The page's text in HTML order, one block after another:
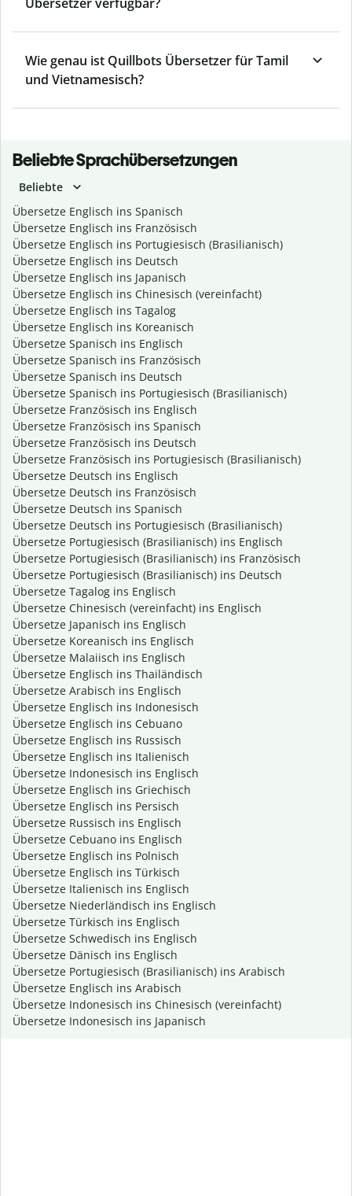
Wie genau ist Quillbots Übersetzer für Tamil
und Vietnamesisch?
Beliebte Sprachübersetzungen
Beliebte
Übersetze Englisch ins Spanisch
Übersetze Englisch ins Französisch
Übersetze Englisch ins Portugiesisch (Brasilianisch)
Übersetze Englisch ins Deutsch
Übersetze Englisch ins Japanisch
Übersetze Englisch ins Chinesisch (vereinfacht)
Übersetze Englisch ins Tagalog
Übersetze Englisch ins Koreanisch
Übersetze Spanisch ins Englisch
Übersetze Spanisch ins Französisch
Übersetze Spanisch ins Deutsch
Übersetze Spanisch ins Portugiesisch (Brasilianisch)
Übersetze Französisch ins Englisch
Übersetze Französisch ins Spanisch
Übersetze Französisch ins Deutsch
Übersetze Französisch ins Portugiesisch (Brasilianisch)
Übersetze Deutsch ins Englisch
Übersetze Deutsch ins Französisch
Übersetze Deutsch ins Spanisch
Übersetze Deutsch ins Portugiesisch (Brasilianisch)
Übersetze Portugiesisch (Brasilianisch) ins Englisch
Übersetze Portugiesisch (Brasilianisch) ins Französisch
Übersetze Portugiesisch (Brasilianisch) ins Deutsch
Übersetze Tagalog ins Englisch
Übersetze Chinesisch (vereinfacht) ins Englisch
Übersetze Japanisch ins Englisch
Übersetze Koreanisch ins Englisch
Übersetze Malaiisch ins Englisch
Übersetze Englisch ins Thailändisch
Übersetze Arabisch ins Englisch
Übersetze Englisch ins Indonesisch
Übersetze Englisch ins Cebuano
Übersetze Englisch ins Russisch
Übersetze Englisch ins Italienisch
Übersetze Indonesisch ins Englisch
Übersetze Englisch ins Griechisch
Übersetze Englisch ins Persisch
Übersetze Russisch ins Englisch
Übersetze Cebuano ins Englisch
Übersetze Englisch ins Polnisch
Übersetze Englisch ins Türkisch
Übersetze Italienisch ins Englisch
Übersetze Niederländisch ins Englisch
Übersetze Türkisch ins Englisch
Übersetze Schwedisch ins Englisch
Übersetze Dänisch ins Englisch
Übersetze Portugiesisch (Brasilianisch) ins Arabisch
Übersetze Englisch ins Arabisch
Übersetze Indonesisch ins Chinesisch (vereinfacht)
Übersetze Indonesisch ins Japanisch